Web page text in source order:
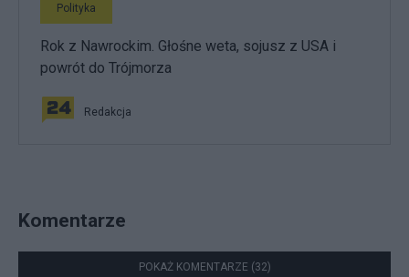
Polityka
Rok z Nawrockim. Głośne weta, sojusz z USA i
powrót do Trójmorza
Redakcja
Komentarze
POKAŻ KOMENTARZE (32)